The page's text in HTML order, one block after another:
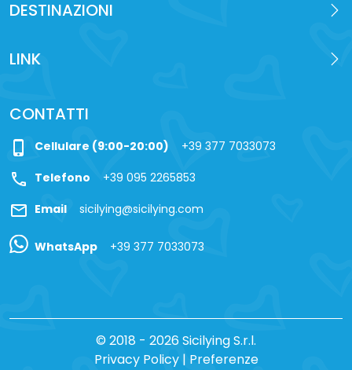
DESTINAZIONI
LINK
CONTATTI
phone_iphone Cellulare (9:00-20:00) +39 377 7033073
call Telefono +39 095 2265853
mail Email sicilying@sicilying.com
WhatsApp +39 377 7033073
© 2018 - 2026 Sicilying S.r.l.
Privacy Policy| Preferenze